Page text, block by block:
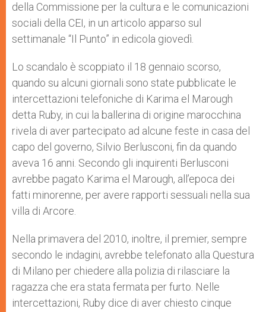
della Commissione per la cultura e le comunicazioni
sociali della CEI, in un articolo apparso sul
settimanale “Il Punto” in edicola giovedì.
Lo scandalo è scoppiato il 18 gennaio scorso,
quando su alcuni giornali sono state pubblicate le
intercettazioni telefoniche di Karima el Marough
detta Ruby, in cui la ballerina di origine marocchina
rivela di aver partecipato ad alcune feste in casa del
capo del governo, Silvio Berlusconi, fin da quando
aveva 16 anni. Secondo gli inquirenti Berlusconi
avrebbe pagato Karima el Marough, all’epoca dei
fatti minorenne, per avere rapporti sessuali nella sua
villa di Arcore.
Nella primavera del 2010, inoltre, il premier, sempre
secondo le indagini, avrebbe telefonato alla Questura
di Milano per chiedere alla polizia di rilasciare la
ragazza che era stata fermata per furto. Nelle
intercettazioni, Ruby dice di aver chiesto cinque